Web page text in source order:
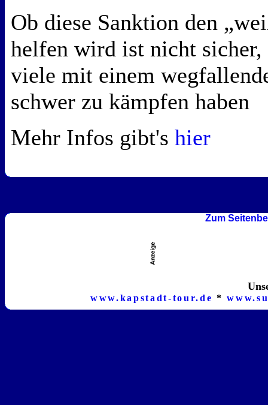
Ob diese Sanktion den
helfen wird ist nicht sicher,
viele mit einem
schwer zu kämpfen haben
Mehr Infos gibt's hier
Zum
www.kapstadt-tour.de *